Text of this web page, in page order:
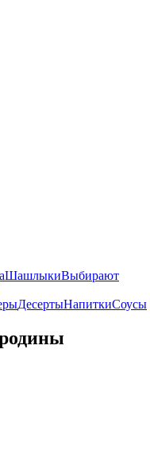
ШашлыкиВыбирают
ДесертыНапиткиСоусы